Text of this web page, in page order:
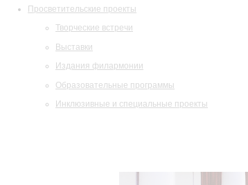
Просветительские проекты
Творческие встречи
Выставки
Издания филармонии
Образовательные программы
Инклюзивные и специальные проекты